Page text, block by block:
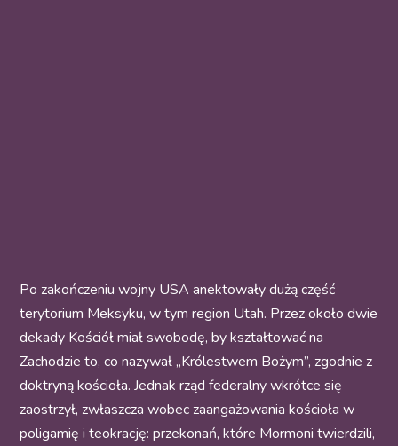
Po zakończeniu wojny USA anektowały dużą część
terytorium Meksyku, w tym region Utah. Przez około dwie
dekady Kościół miał swobodę, by kształtować na
Zachodzie to, co nazywał „Królestwem Bożym”, zgodnie z
doktryną kościoła. Jednak rząd federalny wkrótce się
zaostrzył, zwłaszcza wobec zaangażowania kościoła w
poligamię i teokrację: przekonań, które Mormoni twierdzili,